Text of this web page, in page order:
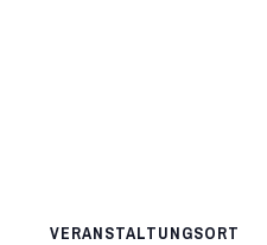
VERANSTALTUNGSORT